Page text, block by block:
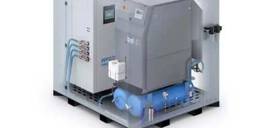
Grazie al suo ingombro compatto, il PPNG NX
risparmiare spazio e si adatta a spazi in cui i sistemi più
ingombranti non lo faranno. E grazie al suo design
PPNG NX può espandersi insieme alle vostre